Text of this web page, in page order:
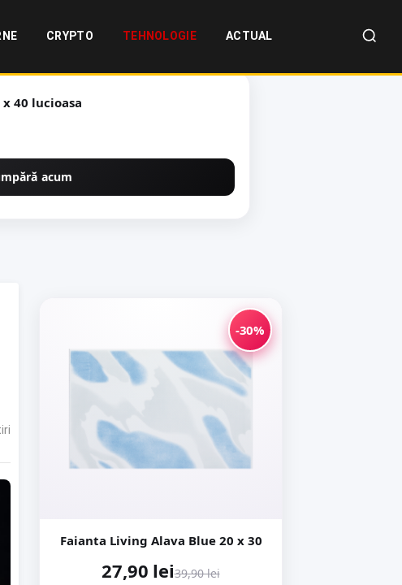
CRYPTO TEHNOLOGIE ACTUAL
Faianta Lorca Dark Brown 25 x 40 lucioasa
acum
-30%
Faianta Living Alava Blue 20 x 30
27,90 lei39,90 lei